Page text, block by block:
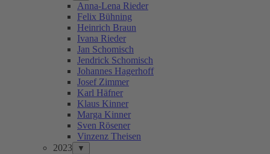
Anna-Lena Rieder
Felix Bühning
Heinrich Braun
Ivana Rieder
Jan Schomisch
Jendrick Schomisch
Johannes Hagerhoff
Josef Zimmer
Karl Häfner
Klaus Kinner
Marga Kinner
Sven Rösener
Vinzenz Theisen
2023
▼